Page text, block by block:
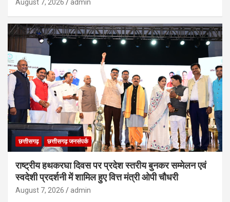
August 7, 2026 admin
छत्तीसगढ़ छत्तीसगढ़ जनसंपर्क
राष्ट्रीय हथकरघा दिवस पर प्रदेश स्तरीय बुनकर सम्मेलन एवं
स्वदेशी प्रदर्शनी में शामिल हुए वित्त मंत्री ओपी चौधरी
August 7, 2026 admin